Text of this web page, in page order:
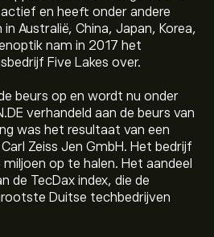
en heeft onder andere
Australië, China, Japan, Korea,
nam in 2017 het
Five Lakes over.
beurs op en wordt nu onder
verhandeld aan de beurs van
was het resultaat van een
Zeiss Jen GmbH. Het bedrijf
op te halen. Het aandeel
de TecDax index, die de
Duitse techbedrijven